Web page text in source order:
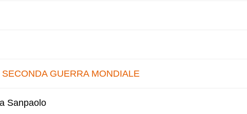
SECONDA GUERRA MONDIALE
Sanpaolo